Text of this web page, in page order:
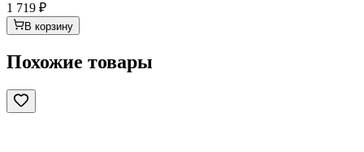
1 719 ₽
В корзину
Похожие товары